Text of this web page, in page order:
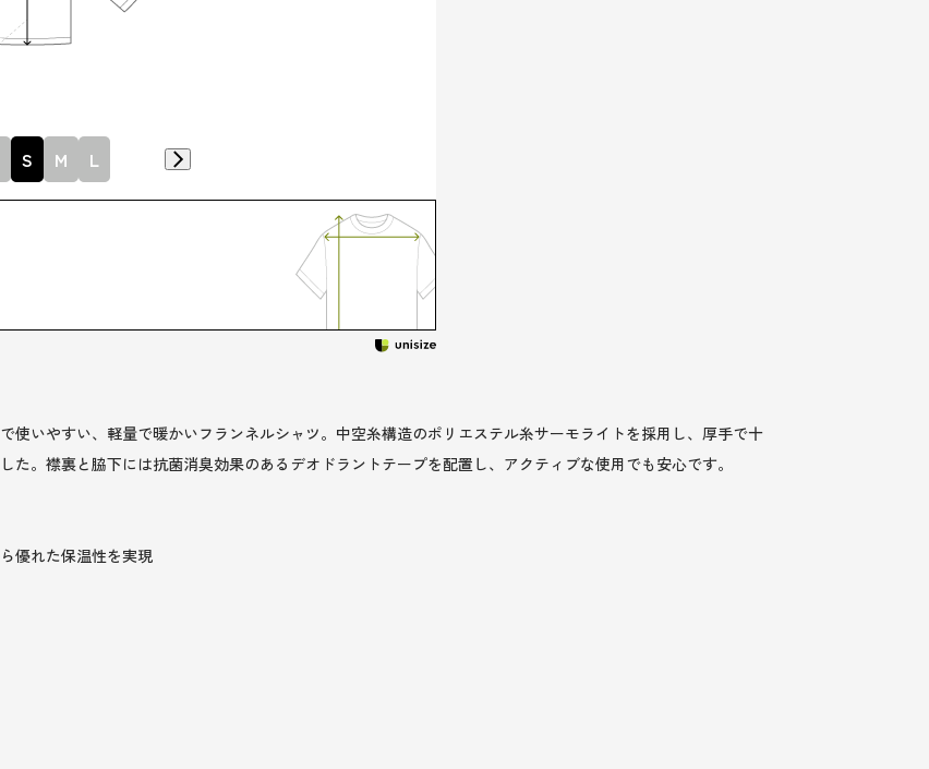
S M L
使いやすい、軽量で暖かいフランネルシャツ。中空糸構造のポリエステル糸サーモライトを採用し、厚手で十
。襟裏と脇下には抗菌消臭効果のあるデオドラントテープを配置し、アクティブな使用でも安心です。
優れた保温性を実現